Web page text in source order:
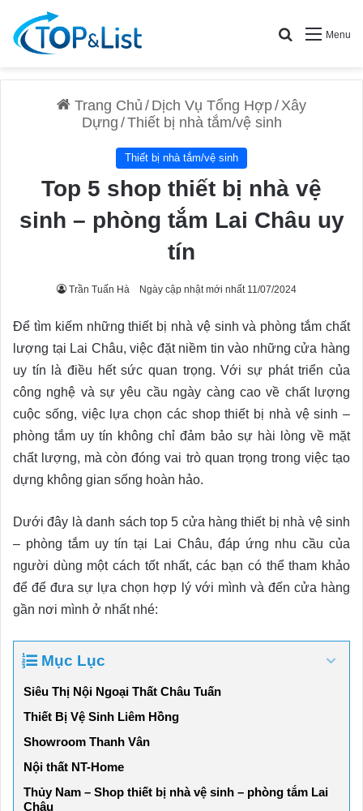
Menu
Search for
Trang Chủ / Dịch Vụ Tổng Hợp/Xây
Dựng /Thiết bị nhà tắm/vệ sinh
Thiết bị nhà tắm/vệ sinh
Top 5 shop thiết bị nhà vệ
sinh – phòng tắm Lai Châu uy
tín
Trần Tuấn Hà Ngày cập nhật mới nhất 11/07/2024
Để tìm kiếm những thiết bị nhà vệ sinh và phòng tắm chất
lượng tại Lai Châu, việc đặt niềm tin vào những cửa hàng
uy tín là điều hết sức quan trọng. Với sự phát triển của
công nghệ và sự yêu cầu ngày càng cao về chất lượng
cuộc sống, việc lựa chọn các shop thiết bị nhà vệ sinh –
phòng tắm uy tín không chỉ đảm bảo sự hài lòng về mặt
chất lượng, mà còn đóng vai trò quan trọng trong việc tạo
dựng không gian sống hoàn hảo.
Dưới đây là danh sách top 5 cửa hàng thiết bị nhà vệ sinh
– phòng tắm uy tín tại Lai Châu, đáp ứng nhu cầu của
người dùng một cách tốt nhất, các bạn có thể tham khảo
để để đưa sự lựa chọn hợp lý với mình và đến cửa hàng
gần nơi mình ở nhất nhé:
Mục Lục
Siêu Thị Nội Ngoại Thất Châu Tuấn
Thiết Bị Vệ Sinh Liêm Hồng
Showroom Thanh Vân
Nội thất NT-Home
Thủy Nam – Shop thiết bị nhà vệ sinh – phòng tắm Lai
Châu